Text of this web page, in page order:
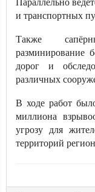
Параллельно
и транспортных
Также
разминирование
дорог и
различных
В ходе работ
миллиона
угрозу для
территорий